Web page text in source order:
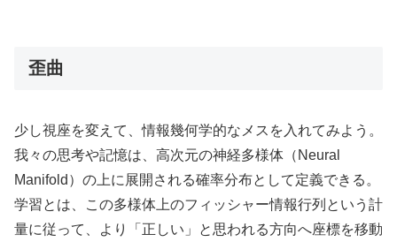
歪曲
少し視座を変えて、情報幾何学的なメスを入れてみよう。
我々の思考や記憶は、高次元の神経多様体（Neural
Manifold）の上に展開される確率分布として定義できる。
学習とは、この多様体上のフィッシャー情報行列という計
量に従って、より「正しい」と思われる方向へ座標を移動